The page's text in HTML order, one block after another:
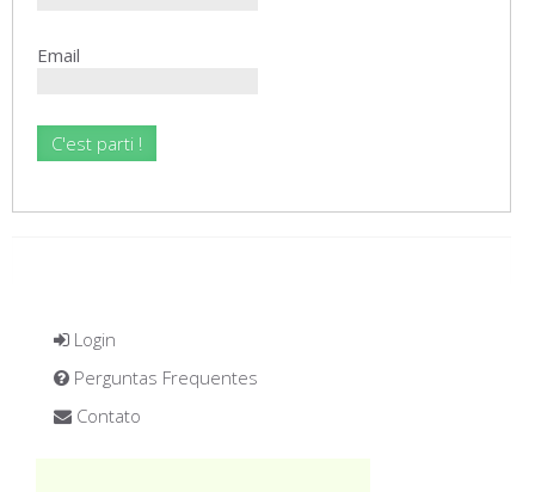
Email
Login
Perguntas Frequentes
Contato